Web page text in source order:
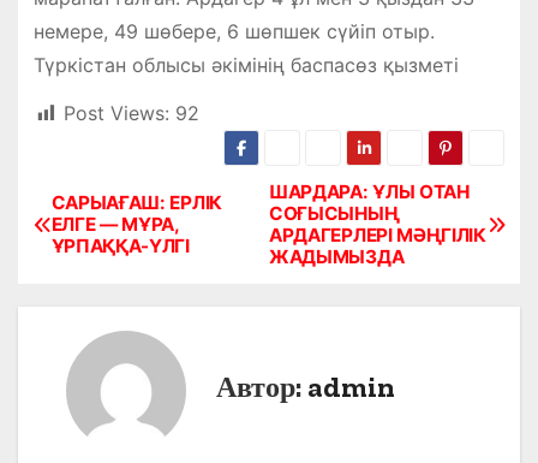
немере, 49 шөбере, 6 шөпшек сүйіп отыр.
Түркістан облысы әкімінің баспасөз қызметі
Post Views: 92
Н
ШАРДАРА: ҰЛЫ ОТАН
СОҒЫСЫНЫҢ
АРДАГЕРЛЕРІ МӘҢГІЛІК
ЖАДЫМЫЗДА
САРЫАҒАШ: ЕРЛІК
ЕЛГЕ — МҰРА,
ҰРПАҚҚА-ҮЛГІ
Автор: admin